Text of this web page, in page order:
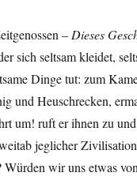
–Dieses
sich seltsam kleidet,
Dinge tut: zum
und Heuschrecken,
um! ruft er ihnen zu
jeglicher
wir uns etwas